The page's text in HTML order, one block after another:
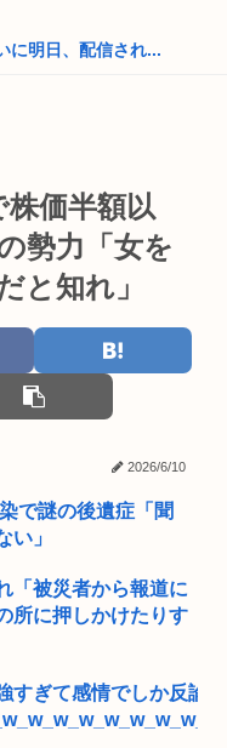
機を告白「中国の強硬
るか」→「 まっ
イだったキャラ」 何が
に明日、配信され...
⚪︎www
生を送るのをポルノの
ッカーがマップにマル
巡り反対殺到
ーを噴射されて救助要請
価半額以
勢力「女を
と知れ」
2026/6/10
で謎の後遺症「聞
い」
「被災者から報道に
所に押しかけたりす
すぎて感情でしか反論